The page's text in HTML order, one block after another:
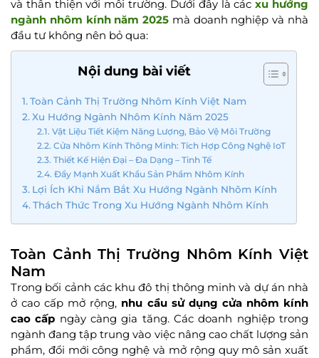
và thân thiện với môi trường. Dưới đây là cácxu hướng
ngành nhôm kính năm 2025 mà doanh nghiệp và nhà
đầu tư không nên bỏ qua:
Nội dung bài viết
Toàn Cảnh Thị Trường Nhôm Kính Việt Nam
Xu Hướng Ngành Nhôm Kính Năm 2025
Vật Liệu Tiết Kiệm Năng Lượng, Bảo Vệ Môi Trường
Cửa Nhôm Kính Thông Minh: Tích Hợp Công Nghệ IoT
Thiết Kế Hiện Đại – Đa Dạng – Tinh Tế
Đẩy Mạnh Xuất Khẩu Sản Phẩm Nhôm Kính
Lợi Ích Khi Nắm Bắt Xu Hướng Ngành Nhôm Kính
Thách Thức Trong Xu Hướng Ngành Nhôm Kính
Toàn Cảnh Thị Trường Nhôm Kính Việt
Nam
Trong bối cảnh các khu đô thị thông minh và dự án nhà
ở cao cấp mở rộng, nhu cầu sử dụng cửa nhôm kính
cao cấp ngày càng gia tăng. Các doanh nghiệp trong
ngành đang tập trung vào việc nâng cao chất lượng sản
phẩm, đổi mới công nghệ và mở rộng quy mô sản xuất